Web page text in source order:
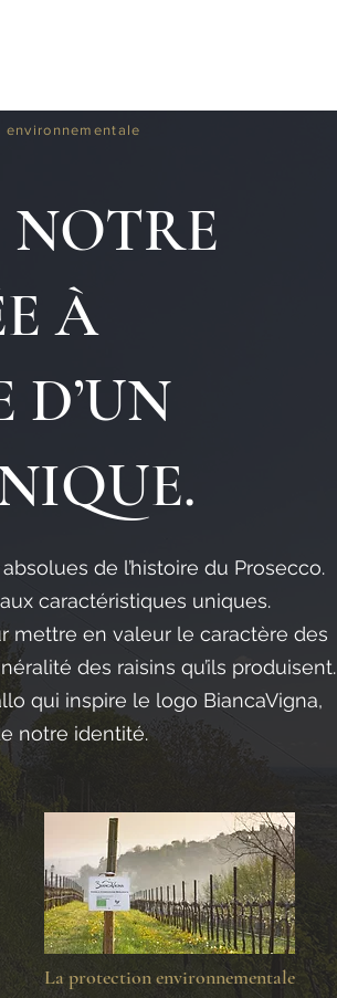
environnementale
À
D’UN
de l’histoire du Prosecco.
caractéristiques uniques.
mettre en valeur le caractère des
des raisins qu’ils produisent.
qui inspire le logo BiancaVigna,
notre identité.
La protection environnementale